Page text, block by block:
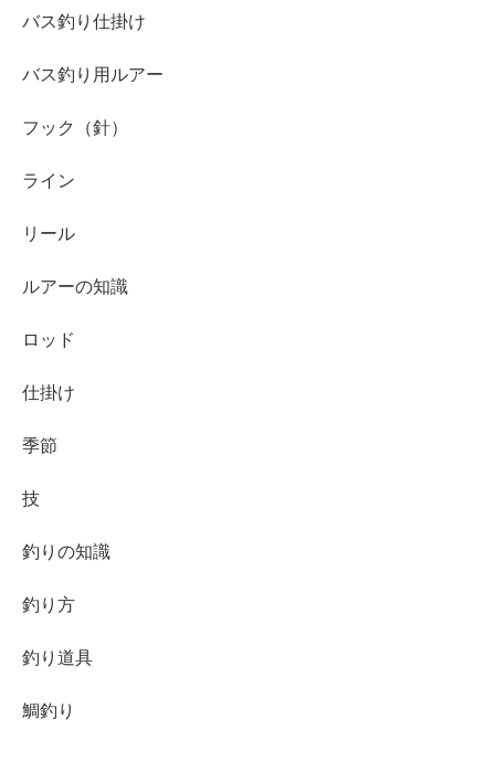
バス釣り仕掛け
バス釣り用ルアー
フック（針）
ライン
リール
ルアーの知識
ロッド
仕掛け
季節
技
釣りの知識
釣り方
釣り道具
鯛釣り